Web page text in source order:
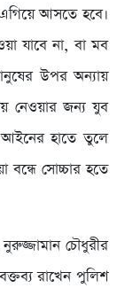
আসতে হবে।
যাবে না, বা মব
উপর অন্যায়
নেওয়ার জন্য যুব
আইনের হাতে তুলে
বন্ধে সোচ্চার হতে
চৌধুরীর
রাখেন পুলিশ